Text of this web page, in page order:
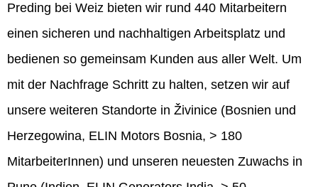
Preding bei Weiz bieten wir rund 440 Mitarbeitern
einen sicheren und nachhaltigen Arbeitsplatz und
bedienen so gemeinsam Kunden aus aller Welt. Um
mit der Nachfrage Schritt zu halten, setzen wir auf
unsere weiteren Standorte in Živinice (Bosnien und
Herzegowina, ELIN Motors Bosnia, > 180
MitarbeiterInnen) und unseren neuesten Zuwachs in